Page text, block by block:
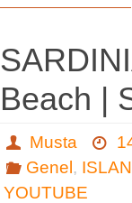
Beach |
Musta
Genel ,
YOUTUBE